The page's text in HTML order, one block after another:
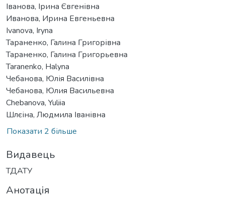
Іванова, Ірина Євгенівна
Иванова, Ирина Евгеньевна
Ivanova, Iryna
Тараненко, Галина Григорівна
Тараненко, Галина Григорьевна
Taranenko, Halyna
Чебанова, Юлія Василівна
Чебанова, Юлия Васильевна
Chebanova, Yuliia
Шлєіна, Людмила Іванівна
Показати 2 більше
Видавець
ТДАТУ
Анотація